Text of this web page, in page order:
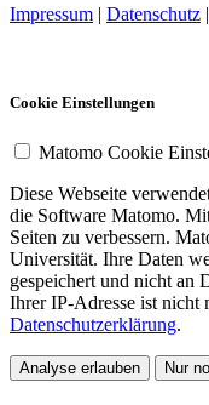
Impressum | Datenschutz |
Cookie Einstellungen
Matomo Cookie
Diese Webseite
die Software Matomo.
Seiten zu verbessern.
Universität. Ihre Daten
gespeichert und nicht an
Ihrer IP-Adresse ist nicht
Datenschutzerklärung.
Analyse erlauben Nur